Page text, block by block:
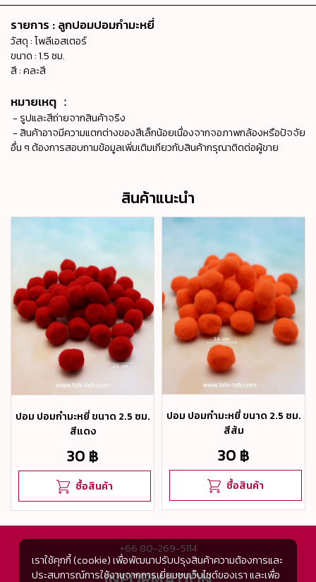
รายการ : ลูกปอมปอมกำมะหยี่
วัสดุ : โพลีเอสเตอร์
ขนาด : 1.5 ซม.
สี : คละสี
หมายเหตุ ：
- รูปและสีถ่ายจากสินค้าจริง
- สินค้าอาจมีความแตกต่างของสีเล็กน้อยเนื่องจากจอภาพกล้องหรือปัจจัย
อื่น ๆ ต้องการสอบถามข้อมูลเพิ่มเติมเกียวกับสินค้ากรุณาติดต่อผู้ขาย
สินค้าแนะนำ
ปอม ปอมกำมะหยี่ ขนาด 2.5 ซม.
สีแดง
30 ฿
ซื้อสินค้า
ปอม ปอมกำมะหยี่ ขนาด 2.5 ซม.
สีส้ม
30 ฿
ซื้อสินค้า
+66 80-269-5114
เราใช้คุกกี้ (cookie) เพื่อพัฒนาปรับปรุงสินค้าความต้องการและ
ประสบการณ์การใช้งานจากการเยี่ยมชมเว็บไซต์ของเรา และเพื่อ